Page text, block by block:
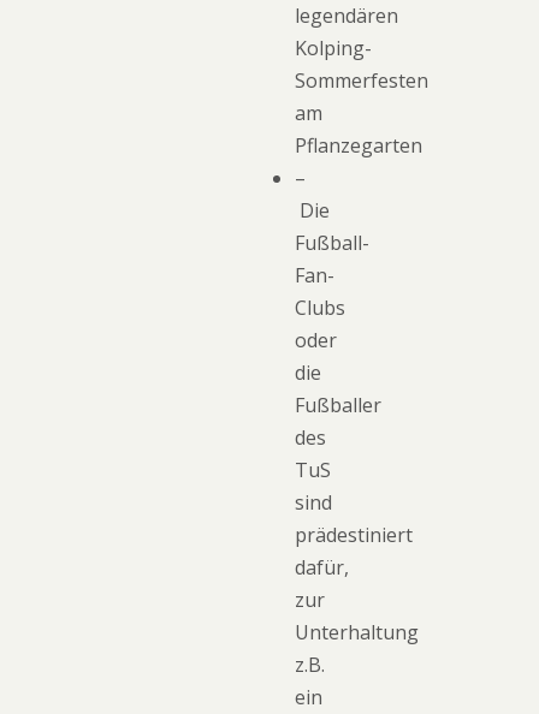
legendären
Kolping-
Sommerfesten
am
Pflanzegarten
–
Die
Fußball-
Fan-
Clubs
oder
die
Fußballer
des
TuS
sind
prädestiniert
dafür,
zur
Unterhaltung
z.B.
ein